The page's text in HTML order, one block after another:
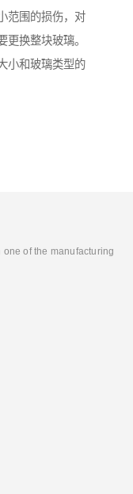
范围的损伤，对
换整块玻璃。
小和玻璃类型的
of the manufacturing